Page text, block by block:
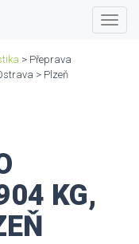
> Přeprava
> Plzeň
KG,